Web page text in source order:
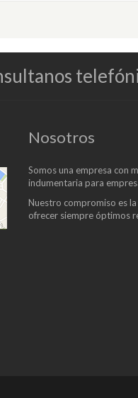
Nosotros
Somos una empresa con
indumentaria para
Nuestro compromiso es
ofrecer siempre óptimos